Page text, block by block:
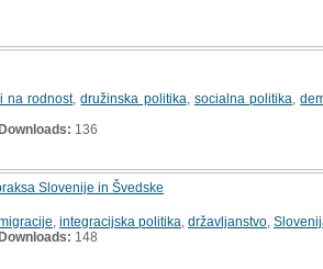
na rodnost,družinska politika socialna politika ,
136
Slovenije in Švedske
integracijska politika državljanstvo
148